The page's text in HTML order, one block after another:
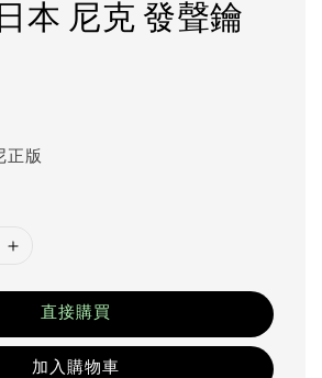
本 尼克 發聲鑰
正版
直接購買
加入購物車